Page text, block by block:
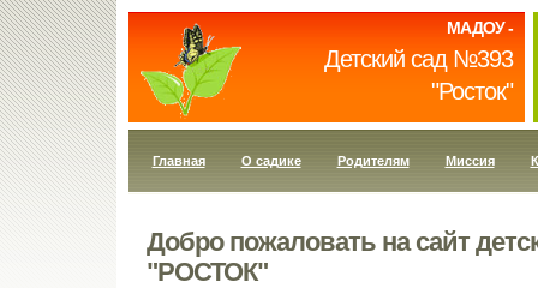
МАДОУ -
Детский сад №393
"Росток"
Главная О садике Родителям Миссия
Добро пожаловать на сайт
"РОСТОК"